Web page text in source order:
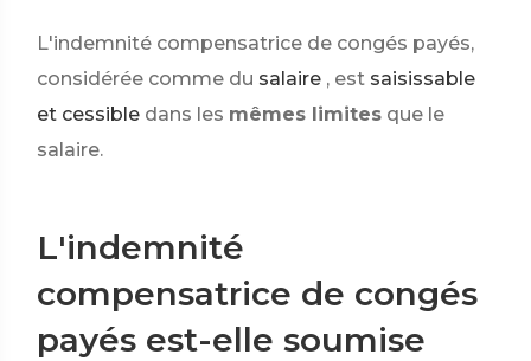
L'indemnité compensatrice de congés payés,
considérée comme du salaire , est saisissable
et cessible dans les mêmes limites que le
salaire.
L'indemnité
compensatrice de congés
payés est-elle soumise